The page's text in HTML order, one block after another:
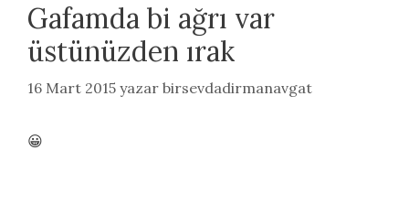
Gafamda bi ağrı var
üstünüzden ırak
16 Mart 2015 yazar birsevdadirmanavgat
😀